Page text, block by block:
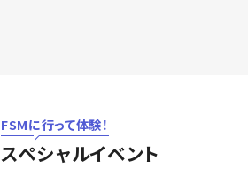
FSMに行って体験！
スペシャルイベント